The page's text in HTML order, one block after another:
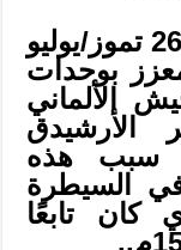
* 2 رمضان 996 هـ الموافق 26 تموز/يوليو
بوحدات
الألماني
الأرشيدق
سبب هذه
في السيطرة
كان تابعًا